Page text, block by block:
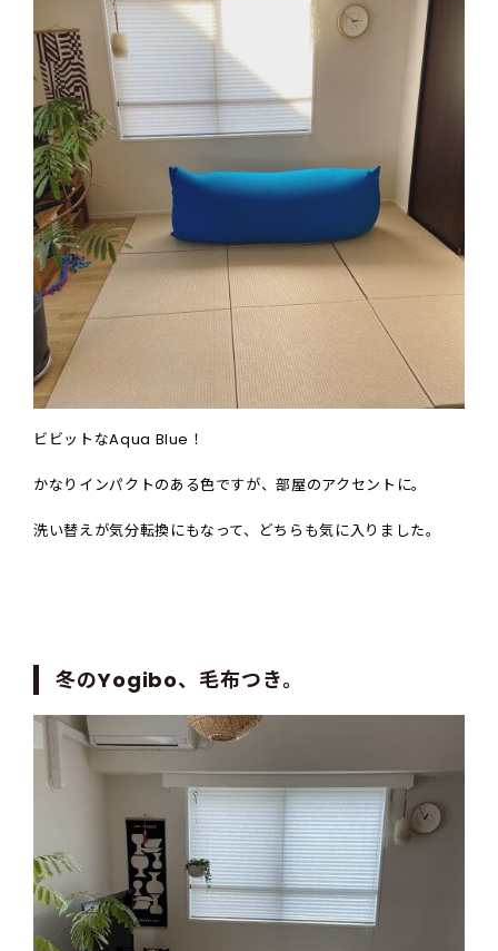
ビビットなAqua Blue！
かなりインパクトのある色ですが、部屋のアクセントに。
洗い替えが気分転換にもなって、どちらも気に入りました。
冬のYogibo、毛布つき。